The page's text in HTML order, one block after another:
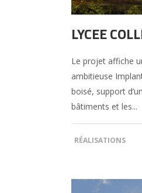
LYCEE
Le projet affiche
ambitieuse
boisé, support
bâtiments et les...
RÉALISATIONS